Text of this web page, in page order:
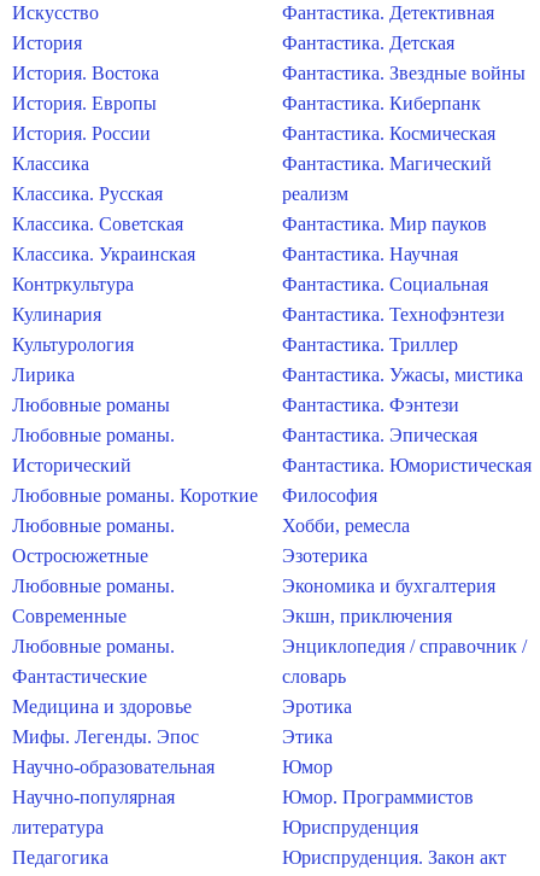
Искусство
История
История. Востока
История. Европы
История. России
Классика
Классика. Русская
Классика. Советская
Классика. Украинская
Контркультура
Кулинария
Культурология
Лирика
Любовные романы
Любовные романы.
Исторический
Любовные романы. Короткие
Любовные романы.
Остросюжетные
Любовные романы.
Современные
Любовные романы.
Фантастические
Медицина и здоровье
Мифы. Легенды. Эпос
Научно-образовательная
Научно-популярная
литература
Педагогика
Фантастика. Детективная
Фантастика. Детская
Фантастика. Звездные войны
Фантастика. Киберпанк
Фантастика. Космическая
Фантастика. Магический
реализм
Фантастика. Мир пауков
Фантастика. Научная
Фантастика. Социальная
Фантастика. Технофэнтези
Фантастика. Триллер
Фантастика. Ужасы, мистика
Фантастика. Фэнтези
Фантастика. Эпическая
Фантастика. Юмористическая
Философия
Хобби, ремесла
Эзотерика
Экономика и бухгалтерия
Экшн, приключения
Энциклопедия / справочник /
словарь
Эротика
Этика
Юмор
Юмор. Программистов
Юриспруденция
Юриспруденция. Закон акт